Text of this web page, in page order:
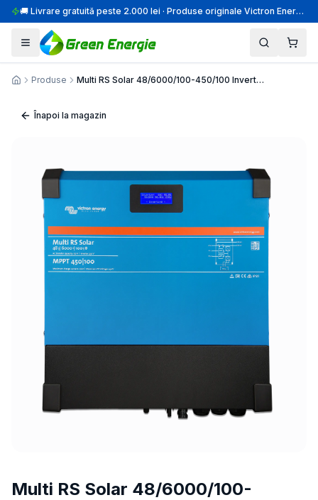
🚚 Livrare gratuită peste 2.000 lei · Produse originale Victron Energy · Montaj profesional
AcasăProduse Multi RS Solar 48/6000/100-450/100 Invertor Hibrid
Înapoi la magazin
Multi RS Solar 48/6000/100-